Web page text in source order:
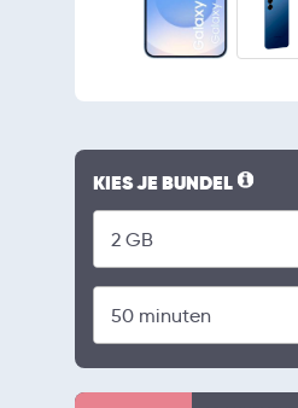
KIES JE BUNDEL